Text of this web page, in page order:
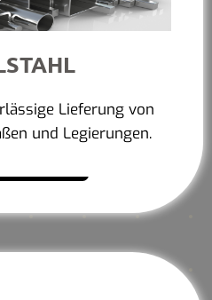
Lieferung von
und Legierungen.